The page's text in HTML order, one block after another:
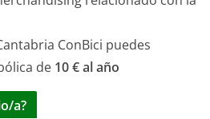
ConBici puedes
de 10 € al año
a?